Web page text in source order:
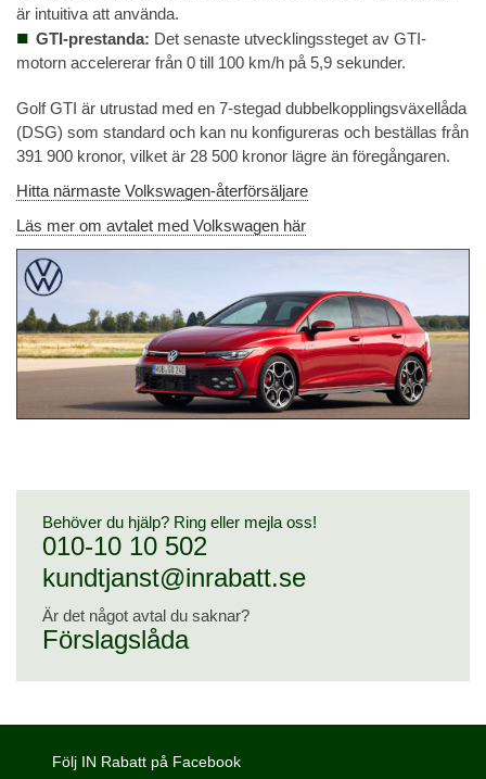
är intuitiva att använda.
GTI-prestanda: Det senaste utvecklingssteget av GTI-
motorn accelererar från 0 till 100 km/h på 5,9 sekunder.
Golf GTI är utrustad med en 7-stegad dubbelkopplingsväxellåda
(DSG) som standard och kan nu konfigureras och beställas från
391 900 kronor, vilket är 28 500 kronor lägre än föregångaren.
Hitta närmaste Volkswagen-återförsäljare
Läs mer om avtalet med Volkswagen här
Behöver du hjälp? Ring eller mejla oss!
010-10 10 502
kundtjanst@inrabatt.se
Är det något avtal du saknar?
Förslagslåda
Följ IN Rabatt på Facebook